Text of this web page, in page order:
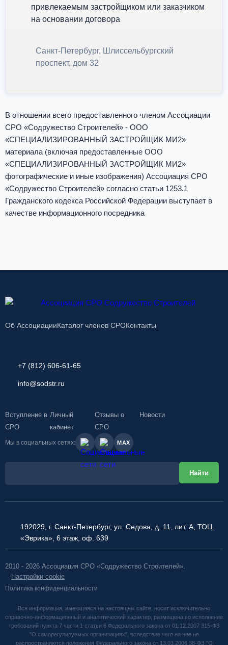
привлекаемым застройщиком или заказчиком
на основании договора
Санкт-Петербург, Шлиссельбургский
проспект, дом 32
В отношении всего предоставленного членом Ассоциации
СРО «Содружество Строителей» - ООО
«СПЕЦИАЛИЗИРОВАННЫЙ ЗАСТРОЙЩИК МИ2»
материала (включая предоставленные ООО
«СПЕЦИАЛИЗИРОВАННЫЙ ЗАСТРОЙЩИК МИ2»
фотографические и иные изображения) Ассоциация СРО
«Содружество Строителей» согласно статьи 1253.1
Гражданского кодекса Российской Федерации выступает в
качестве информационного посредника
Об АссоциацииКаталог членов СРОКонтакты
+7 (812) 606-61-65
info@sodstr.ru
Вступление в
СРО
Личный
кабинет
Отзывы о
СРО
Новости
Мы в социальных сетях: MAX
192029, г. Санкт-Петербург, ул. Седова, д. 11, лит. А, ТОЦ
«Эврика», 6 этаж, оф. 639
2010 - 2026 Ассоциация СРО «Содружество Строителей».
Настройки cookie
Политика конфиденциальности
Вся информация, имеющаяся на настоящем сайте, носит исключительно
справочно-информационный и аналитический характер, размещена во исполнение
требований пункта 7 части 1 статьи 6 Федерального закона от 01.12.2007 315-ФЗ
"О саморегулируемых организациях", вследствие чего на нее не
распространяются положения Федерального закона от 13.03.2006 38-ФЗ "О